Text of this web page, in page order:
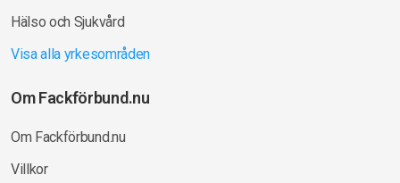
Hälso och Sjukvård
Visa alla yrkesområden
Om Fackförbund.nu
Om Fackförbund.nu
Villkor